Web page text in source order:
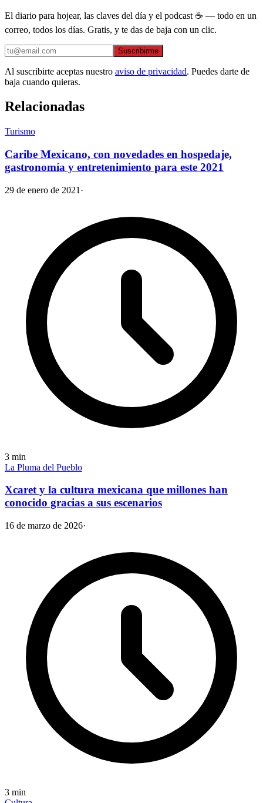
El diario para hojear, las claves del día y el podcast ☕ — todo en un
correo, todos los días. Gratis, y te das de baja con un clic.
Suscribirme
Al suscribirte aceptas nuestro aviso de privacidad. Puedes darte de
baja cuando quieras.
Relacionadas
Turismo
Caribe Mexicano, con novedades en hospedaje,
gastronomía y entretenimiento para este 2021
29 de enero de 2021 ·
3 min
La Pluma del Pueblo
Xcaret y la cultura mexicana que millones han
conocido gracias a sus escenarios
16 de marzo de 2026·
3 min